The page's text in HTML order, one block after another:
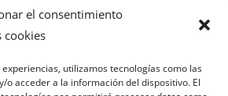
el consentimiento
cookies
utilizamos tecnologías como las
o acceder a la información del dispositivo. El